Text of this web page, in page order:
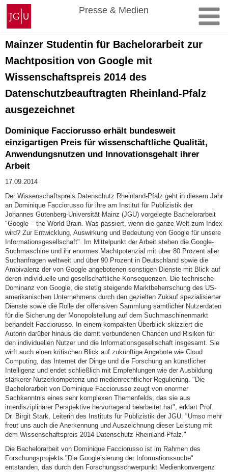
Zum
Inhalt
springen
Johannes
Gutenberg-
Universität
Mainz
Presse & Medien
Mainzer Studentin für Bachelorarbeit zur
Machtposition von Google mit
Wissenschaftspreis 2014 des
Datenschutzbeauftragten Rheinland-Pfalz
ausgezeichnet
Dominique Facciorusso erhält bundesweit
einzigartigen Preis für wissenschaftliche Qualität,
Anwendungsnutzen und Innovationsgehalt ihrer
Arbeit
17.09.2014
Der Wissenschaftspreis Datenschutz Rheinland-Pfalz geht in diesem Jahr
an Dominique Facciorusso für ihre am Institut für Publizistik der
Johannes Gutenberg-Universität Mainz (JGU) vorgelegte Bachelorarbeit
"Google – the World Brain. Was passiert, wenn die ganze Welt zum Index
wird? Zur Entwicklung, Auswirkung und Bedeutung von Google für unsere
Informationsgesellschaft". Im Mittelpunkt der Arbeit stehen die Google-
Suchmaschine und ihr enormes Machtpotenzial mit über 80 Prozent aller
Suchanfragen weltweit und über 90 Prozent in Deutschland sowie die
Ambivalenz der von Google angebotenen sonstigen Dienste mit Blick auf
deren individuelle und gesellschaftliche Konsequenzen. Die technische
Dominanz von Google, die stetig steigende Marktbeherrschung des US-
amerikanischen Unternehmens durch den gezielten Zukauf spezialisierter
Dienste sowie die Rolle der offensiven Sammlung sämtlicher Nutzerdaten
für die Sicherung der Monopolstellung auf dem Suchmaschinenmarkt
behandelt Facciorusso. In einem kompakten Überblick skizziert die
Autorin darüber hinaus die damit verbundenen Chancen und Risiken für
den individuellen Nutzer und die Informationsgesellschaft insgesamt. Sie
wirft auch einen kritischen Blick auf zukünftige Angebote wie Cloud
Computing, das Internet der Dinge und die Forschung an künstlicher
Intelligenz und endet schließlich mit Empfehlungen wie der Ausbildung
stärkerer Nutzerkompetenz und medienrechtlicher Regulierung. "Die
Bachelorarbeit von Dominique Facciorusso zeugt von enormer
Sachkenntnis eines sehr komplexen Themenfelds, das sie aus
interdisziplinärer Perspektive hervorragend bearbeitet hat", erklärt Prof.
Dr. Birgit Stark, Leiterin des Instituts für Publizistik der JGU. "Umso mehr
freut uns auch die Anerkennung und Auszeichnung dieser Leistung mit
dem Wissenschaftspreis 2014 Datenschutz Rheinland-Pfalz."
Die Bachelorarbeit von Dominique Facciorusso ist im Rahmen des
Forschungsprojekts "Die Googleisierung der Informationssuche"
entstanden, das durch den Forschungsschwerpunkt Medienkonvergenz